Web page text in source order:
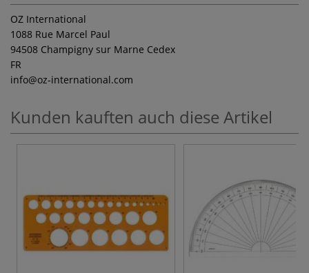
OZ International
1088 Rue Marcel Paul
94508 Champigny sur Marne Cedex
FR
info@oz-international.com
Kunden kauften auch diese Artikel